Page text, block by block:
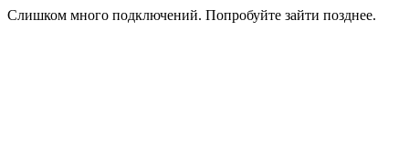
Слишком много подключений. Попробуйте зайти позднее.